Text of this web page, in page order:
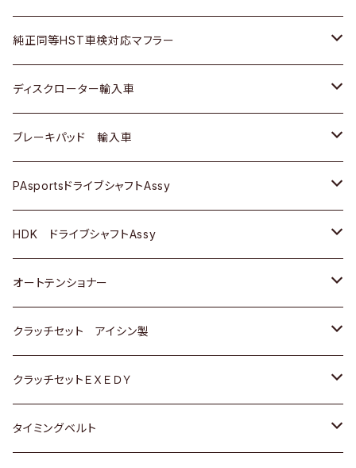
スバル
三菱
スバル
ダイハツ
マツダ
三菱
スバル
ＢＥＮＺ
ダイハツ
マツダ
三菱
スバル
いすゞ
ダイハツ
マツダ
三菱
スバル
スズキ
日産
ダイハツ
マツダ
三菱
スバル
ホンダ
スズキ
日産
ダイハツ
マツダ
三菱
スバル
ホンダ
スズキ
日産
ダイハツ
マツダ
三菱
スバル
純正同等HST車検対応マフラー
トヨタ
ホンダ
スズキ
日産
いすゞ
ダイハツ
マツダ
三菱
ディスクローター輸入車
ＡＵＤＩ
ＢＥＮＺ
ＢＭＷ
GOLF
ＷＡＧＥＮ
アストロ（シボレー）
クライスラー
ブレーキパッド 輸入車
ＢＥＮＺ
ＢＭＷ
ＷＡＧＥＮ
ＶＯＬＶＯ
PAsportsドライブシャフトAssy
トヨタ
ホンダ
スズキ
日産
ダイハツ
HDK ドライブシャフトAssy
スズキ
ダイハツ
日産
ホンダ
オートテンショナー
トヨタ
クラッチセット アイシン製
ホンダ
スズキ
クラッチセットＥＸＥＤＹ
ホンダ
タイミングベルト